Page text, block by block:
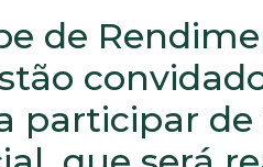
de
participar